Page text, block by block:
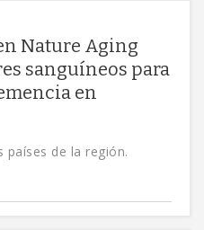
Nature Aging
sanguíneos para
en
países de la región.